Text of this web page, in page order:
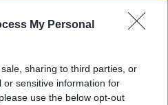
My Personal
sharing to third parties, or
or sensitive information for
use the below opt-out